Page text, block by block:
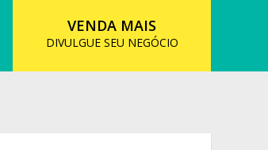
VENDA MAIS
DIVULGUE SEU NEGÓCIO